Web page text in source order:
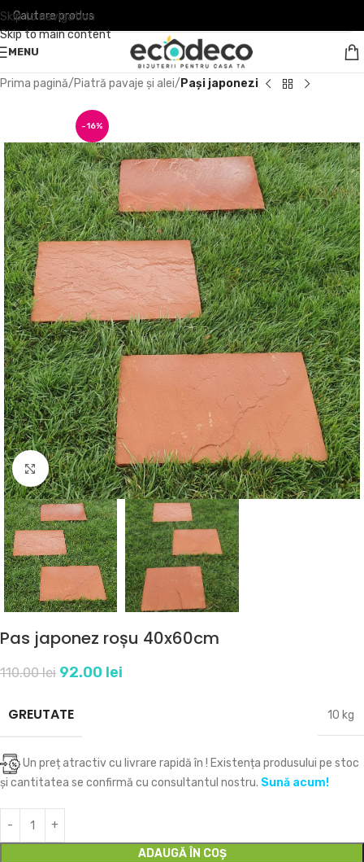
Skip to navigation
Skip to main content
MENU
Prima pagină Piatră pavaje și alei Pași japonezi
-16%
Click to enlarge
Pas japonez roșu 40x60cm
110.00lei 92.00 lei
GREUTATE 10 kg
Un preț atractiv cu livrare rapidă în ! Existența produsului pe stoc
și cantitatea se confirmă cu consultantul nostru. Sună acum!
ADAUGĂ ÎN COȘ